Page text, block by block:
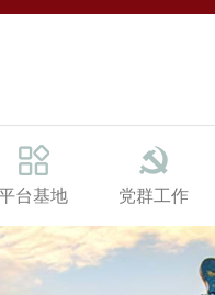
台基地 党群工作